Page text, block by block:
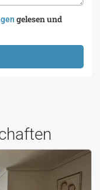
gelesen und